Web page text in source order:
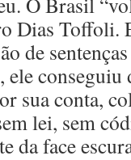
Dias Toffoli.
de
ele
sua conta,
lei, sem
da face